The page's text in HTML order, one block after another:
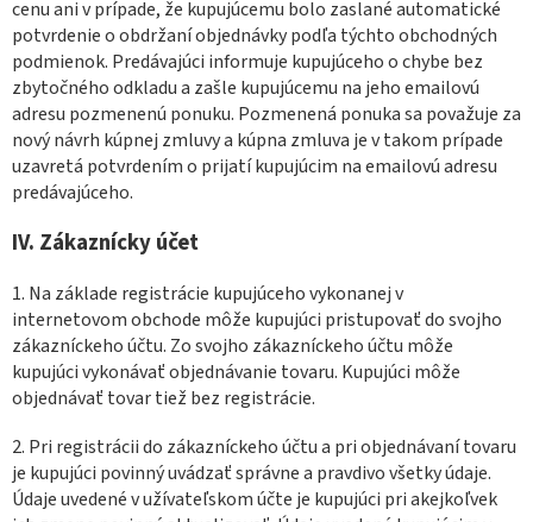
cenu ani v prípade, že kupujúcemu bolo zaslané automatické
potvrdenie o obdržaní objednávky podľa týchto obchodných
podmienok. Predávajúci informuje kupujúceho o chybe bez
zbytočného odkladu a zašle kupujúcemu na jeho emailovú
adresu pozmenenú ponuku. Pozmenená ponuka sa považuje za
nový návrh kúpnej zmluvy a kúpna zmluva je v takom prípade
uzavretá potvrdením o prijatí kupujúcim na emailovú adresu
predávajúceho.
IV. Zákaznícky účet
1. Na základe registrácie kupujúceho vykonanej v
internetovom obchode môže kupujúci pristupovať do svojho
zákazníckeho účtu. Zo svojho zákazníckeho účtu môže
kupujúci vykonávať objednávanie tovaru. Kupujúci môže
objednávať tovar tiež bez registrácie.
2. Pri registrácii do zákazníckeho účtu a pri objednávaní tovaru
je kupujúci povinný uvádzať správne a pravdivo všetky údaje.
Údaje uvedené v užívateľskom účte je kupujúci pri akejkoľvek